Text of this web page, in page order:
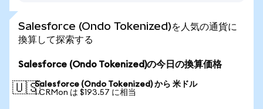
Salesforce (Ondo Tokenized)を人気の通貨に
換算して探索する
Salesforce (Ondo Tokenized)の今日の換算価格
🇺🇸Salesforce (Ondo Tokenized) から 米ドル
1 CRMon は $193.57 に相当